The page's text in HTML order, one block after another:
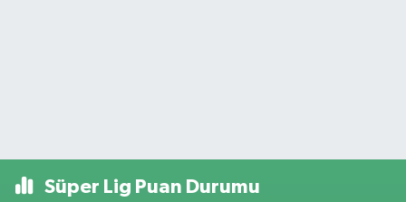
Süper Lig Puan Durumu